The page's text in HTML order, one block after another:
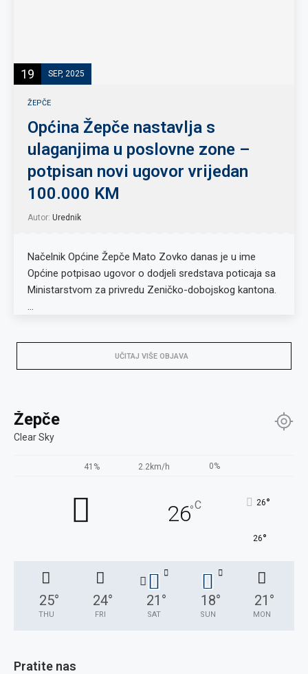
19 SEP, 2025
ŽEPČE
Općina Žepče nastavlja s
ulaganjima u poslovne zone –
potpisan novi ugovor vrijedan
100.000 KM
Autor: Urednik
Načelnik Općine Žepče Mato Zovko danas je u ime
Općine potpisao ugovor o dodjeli sredstava poticaja sa
Ministarstvom za privredu Zeničko-dobojskog kantona.
…
UČITAJ VIŠE OBJAVA
Žepče
Clear Sky
41% 2.2km/h 0%
26°C 26°
26°
25°
THU
24°
FRI
21 °
SAT
18°
SUN
21 °
MON
Pratite nas